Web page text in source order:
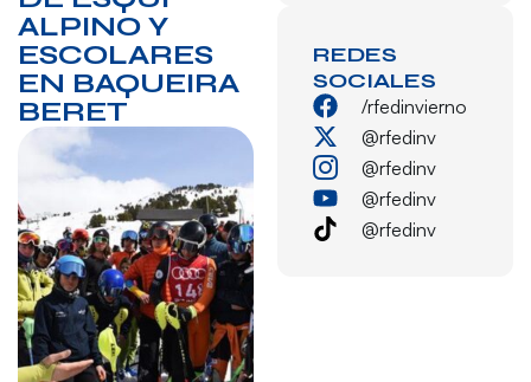
ALPINO Y
ESCOLARES
EN BAQUEIRA
BERET
REDES
SOCIALES
/rfedinvierno
@rfedinv
@rfedinv
@rfedinv
@rfedinv